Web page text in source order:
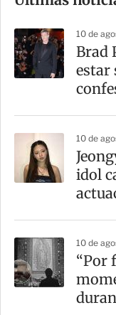
m
a
r
t
10 de
Brad
estar
10 de
idol
10 de
“Por